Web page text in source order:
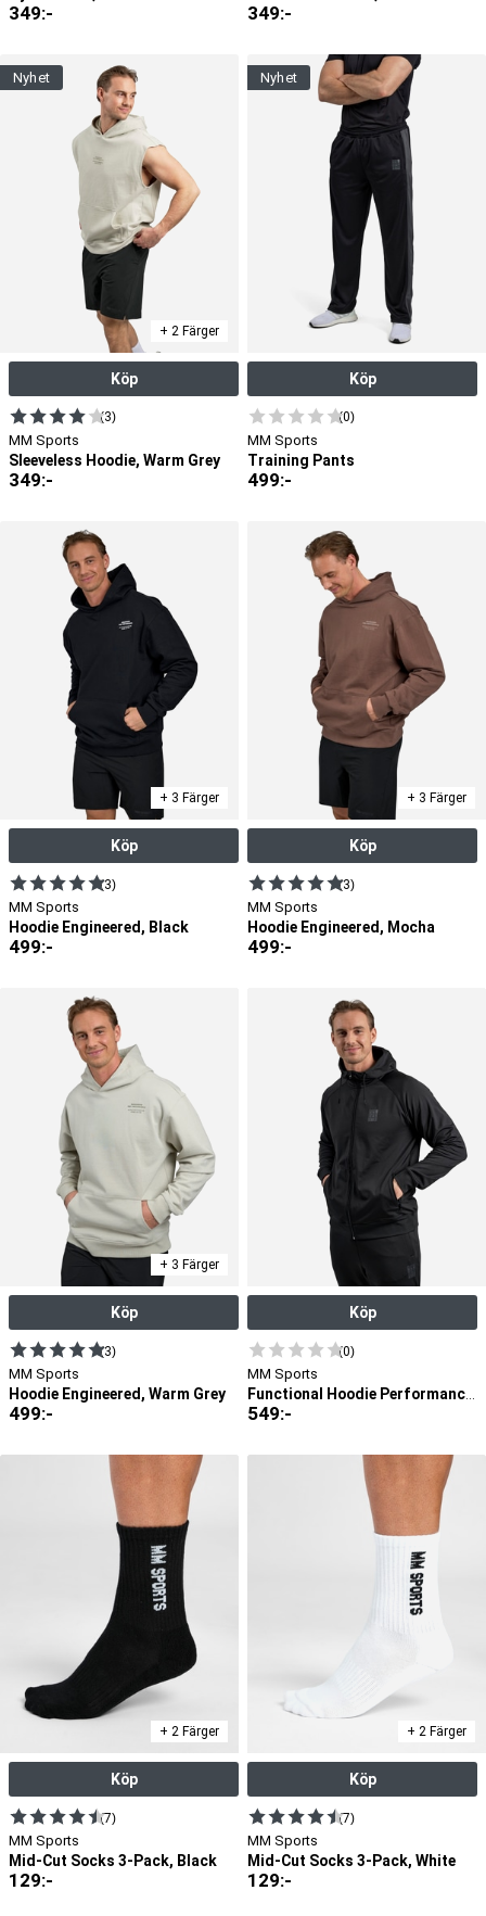
349:- 349:-
nyhet
+ 2 Färger
Köp
(3)
MM Sports
Sleeveless Hoodie, Warm Grey
349:-
nyhet
Köp
(0)
MM Sports
Training Pants
499:-
+ 3 Färger
Köp
(3)
MM Sports
Hoodie Engineered, Black
499:-
+ 3 Färger
Köp
(3)
MM Sports
Hoodie Engineered, Mocha
499:-
+ 3 Färger
Köp
(3)
MM Sports
Hoodie Engineered, Warm Grey
499:-
Köp
(0)
MM Sports
Functional Hoodie Performance, Black
549:-
+ 2 Färger
Köp
(7)
MM Sports
Mid-Cut Socks 3-Pack, Black
129:-
+ 2 Färger
Köp
(7)
MM Sports
Mid-Cut Socks 3-Pack, White
129:-